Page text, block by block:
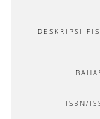
DESKRIPSI
ISBN/